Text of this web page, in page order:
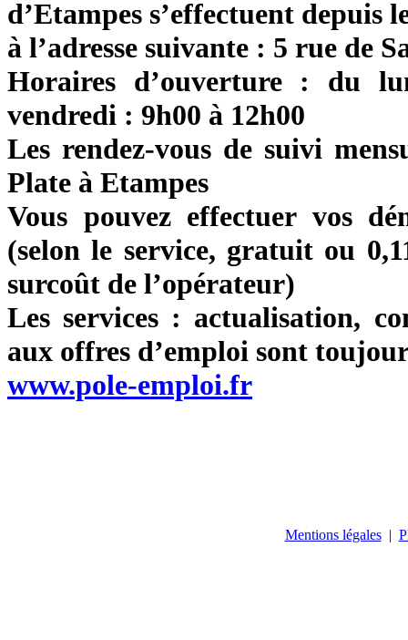
d’Etampes s’effectuent depuis
à l’adresse suivante : 5 rue de
Horaires d’ouverture : du
vendredi : 9h00 à 12h00
Les rendez-vous de suivi
Plate à Etampes
Vous pouvez effectuer vos
(selon le service, gratuit ou
surcoût de l’opérateur)
Les services : actualisation,
aux offres d’emploi sont
www.pole-emploi.fr
Mentions légales |